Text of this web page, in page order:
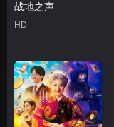
战地之声
HD